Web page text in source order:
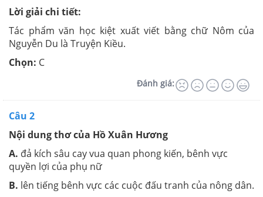
Lời giải chi tiết:
Tác phẩm văn học kiệt xuất viết bằng chữ Nôm của
Nguyễn Du là Truyện Kiều.
Chọn: C
Đánh giá:
Câu 2
Nội dung thơ của Hồ Xuân Hương
A. đả kích sâu cay vua quan phong kiến, bênh vực
quyền lợi của phụ nữ
B. lên tiếng bênh vực các cuộc đấu tranh của nông dân.